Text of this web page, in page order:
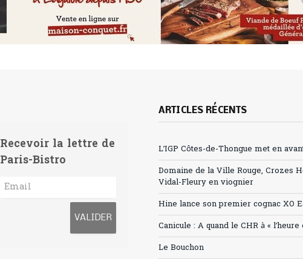
Recevoir la lettre de
Paris-Bistro
ARTICLES RÉCENTS
L’IGP Côtes-de-Thongue met en
Domaine de la Ville Rouge, Crozes
Vidal-Fleury en viognier
Hine lance son premier cognac XO
Canicule : A quand le CHR à « l’heure
Le Bouchon